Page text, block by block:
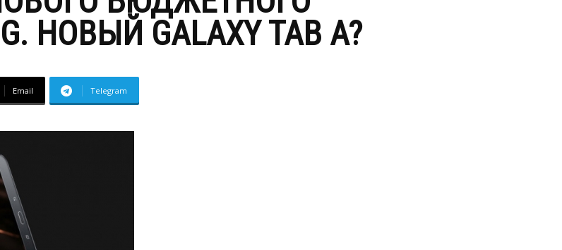
Технологии
НОВЫЙ GALAXY TAB A?
Email Telegram